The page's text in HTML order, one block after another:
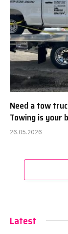
Need a tow
Towing is your
26.05.2026
Latest